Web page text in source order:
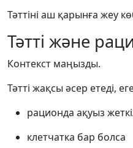
Тәттіні аш қарынға жеу
Тәтті және
Контекст маңызды.
Тәтті жақсы әсер етеді,
рационда ақуыз
клетчатка бар болса